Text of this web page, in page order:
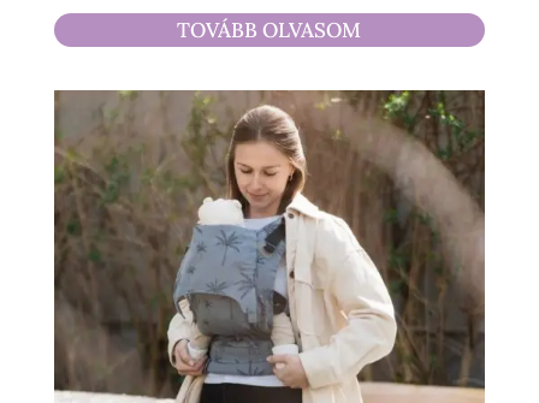
6
900 Ft
21
900 Ft
TOVÁBB OLVASOM